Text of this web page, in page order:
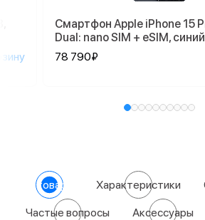
Смартфон Apple iPhone 15
Dual: nano SIM + eSIM,
78 790₽
О товаре Характеристики
Частые вопросы Аксессуары